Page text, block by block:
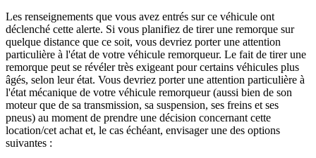
Les renseignements que vous avez entrés sur ce véhicule ont
déclenché cette alerte. Si vous planifiez de tirer une remorque sur
quelque distance que ce soit, vous devriez porter une attention
particulière à l'état de votre véhicule remorqueur. Le fait de tirer une
remorque peut se révéler très exigeant pour certains véhicules plus
âgés, selon leur état. Vous devriez porter une attention particulière à
l'état mécanique de votre véhicule remorqueur (aussi bien de son
moteur que de sa transmission, sa suspension, ses freins et ses
pneus) au moment de prendre une décision concernant cette
location/cet achat et, le cas échéant, envisager une des options
suivantes :